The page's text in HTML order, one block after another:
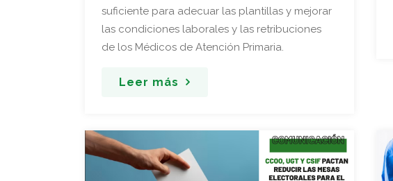
suficiente para adecuar las plantillas y mejorar
las condiciones laborales y las retribuciones
de los Médicos de Atención Primaria.
Leer más